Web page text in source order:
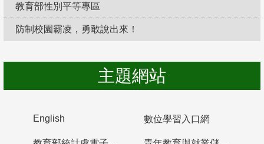
教育部性別平等專區
防制校園霸凌，勇敢說出來！
主題網站
English 數位學習入口網